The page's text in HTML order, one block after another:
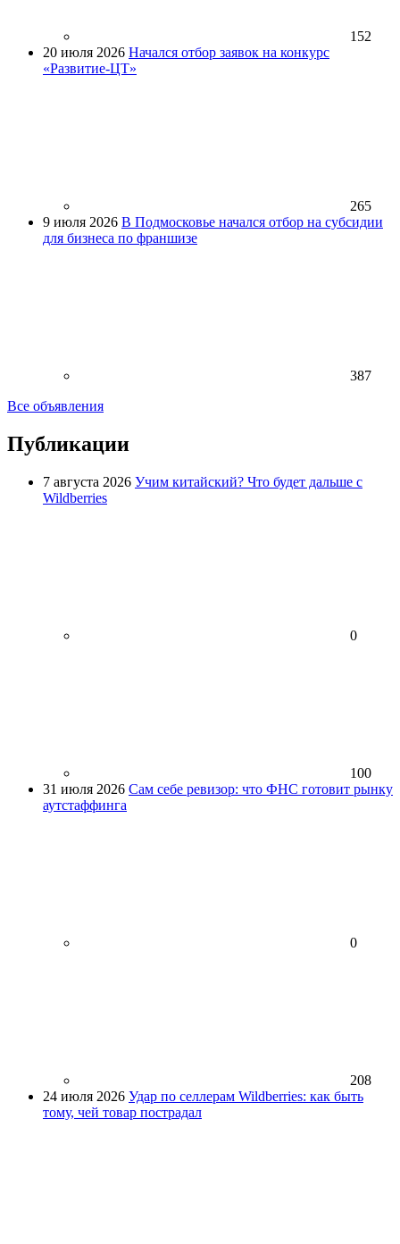
152
20 июля 2026 Начался отбор заявок на конкурс
«Развитие-ЦТ»
265
9 июля 2026 В Подмосковье начался отбор на субсидии
для бизнеса по франшизе
387
Все объявления
Публикации
7 августа 2026 Учим китайский? Что будет дальше с
Wildberries
0
100
31 июля 2026 Сам себе ревизор: что ФНС готовит рынку
аутстаффинга
0
208
24 июля 2026 Удар по селлерам Wildberries: как быть
тому, чей товар пострадал